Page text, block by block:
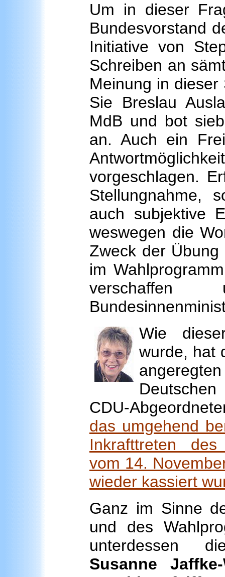
Um in dieser
Bundesvorstand
Initiative von
Schreiben an
Meinung in dieser
Sie Breslau
MdB und bot
an. Auch ein
vorgeschlagen.
Stellungnahme,
auch subjektive
weswegen die
Zweck der
im
verschaffen
Wie
wurde, hat
CDU-
das umgehend
Inkrafttreten des
vom 14.
wieder kassiert
Ganz im Sinne
und des
unterdessen
Susanne